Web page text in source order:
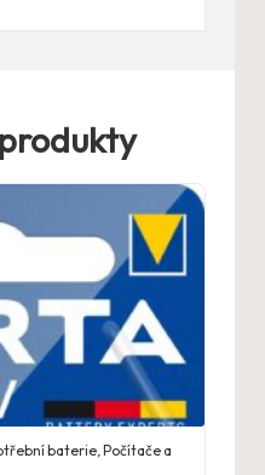
baterie,Počítače a